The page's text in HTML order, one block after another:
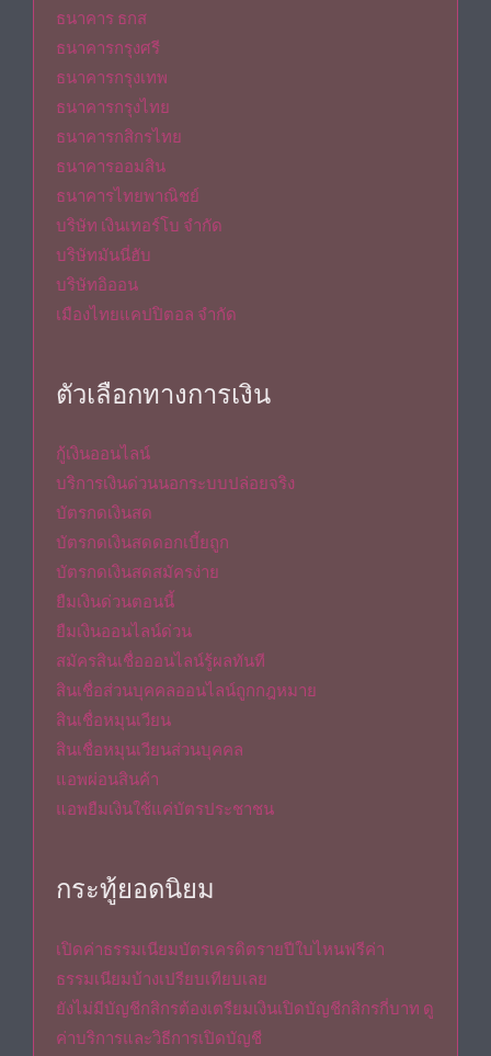
ธนาคาร ธกส
ธนาคารกรุงศรี
ธนาคารกรุงเทพ
ธนาคารกรุงไทย
ธนาคารกสิกรไทย
ธนาคารออมสิน
ธนาคารไทยพาณิชย์
บริษัท เงินเทอร์โบ จำกัด
บริษัทมันนี่ฮับ
บริษัทอิออน
เมืองไทยแคปปิตอล จำกัด
ตัวเลือกทางการเงิน
กู้เงินออนไลน์
บริการเงินด่วนนอกระบบปล่อยจริง
บัตรกดเงินสด
บัตรกดเงินสดดอกเบี้ยถูก
บัตรกดเงินสดสมัครง่าย
ยืมเงินด่วนตอนนี้
ยืมเงินออนไลน์ด่วน
สมัครสินเชื่อออนไลน์รู้ผลทันที
สินเชื่อส่วนบุคคลออนไลน์ถูกกฎหมาย
สินเชื่อหมุนเวียน
สินเชื่อหมุนเวียนส่วนบุคคล
แอพผ่อนสินค้า
แอพยืมเงินใช้แค่บัตรประชาชน
กระทู้ยอดนิยม
เปิดค่าธรรมเนียมบัตรเครดิตรายปีใบไหนฟรีค่า
ธรรมเนียมบ้างเปรียบเทียบเลย
ยังไม่มีบัญชีกสิกรต้องเตรียมเงินเปิดบัญชีกสิกรกี่บาท ดู
ค่าบริการและวิธีการเปิดบัญชี